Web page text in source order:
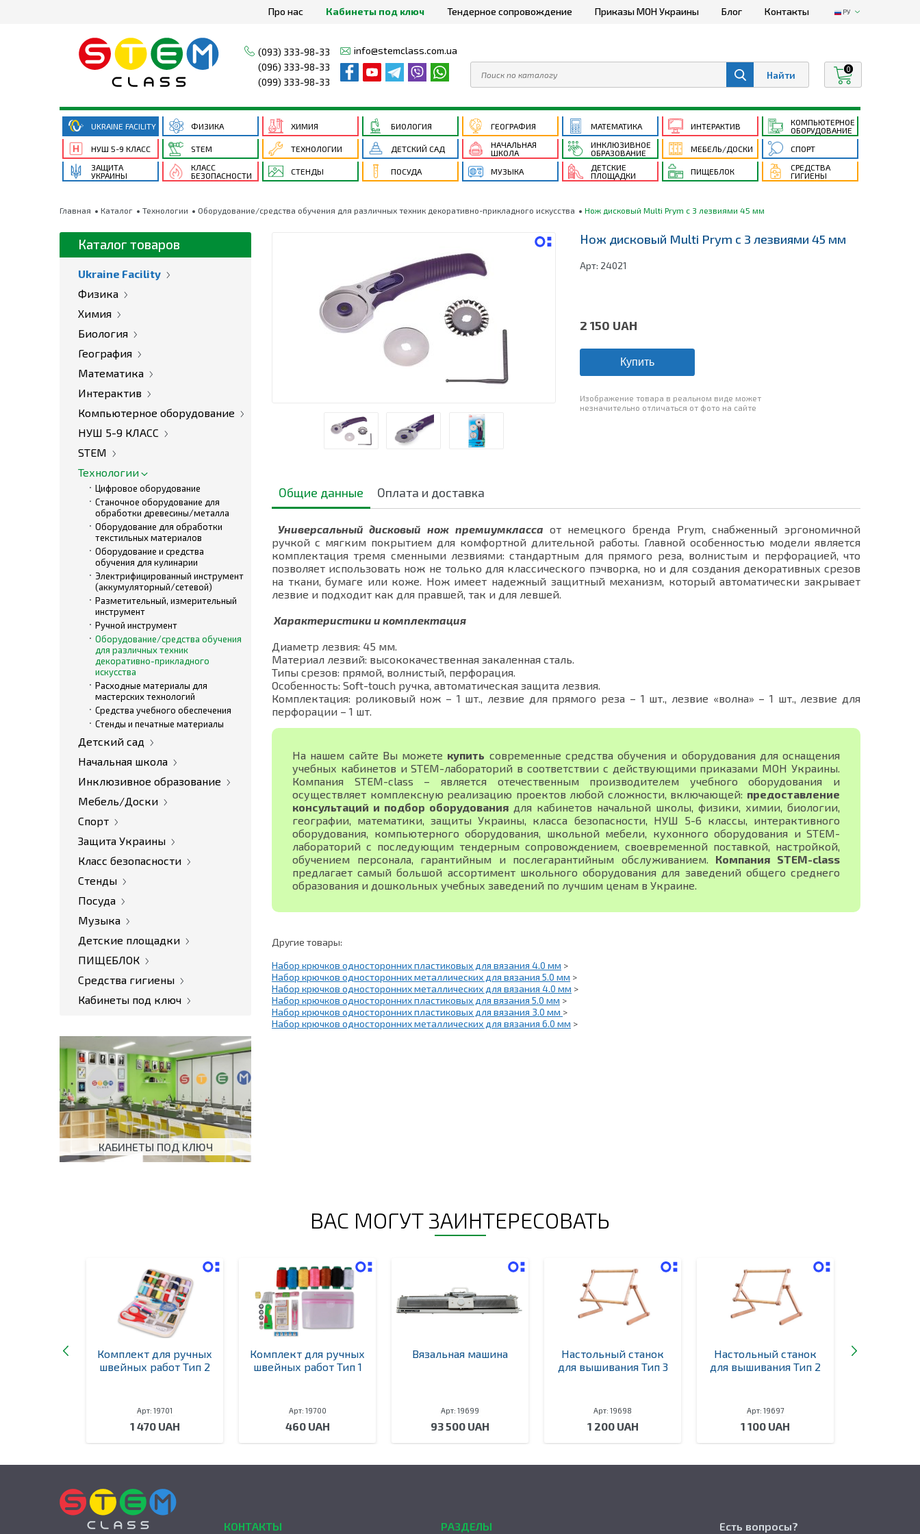
Про нас Кабинеты под ключ Тендерное сопровождение Приказы МОН Украины Блог Контакты РУ
(093) 333-98-33
(096) 333-98-33
(099) 333-98-33
info@stemclass.com.ua
0
UKRAINE FACILITY ФИЗИКА ХИМИЯ БИОЛОГИЯ ГЕОГРАФИЯ МАТЕМАТИКА ИНТЕРАКТИВ
КОМПЬЮТЕРНОЕ
ОБОРУДОВАНИЕ
НУШ 5-9 КЛАСС
STEM ТЕХНОЛОГИИ ДЕТСКИЙ САД
НАЧАЛЬНАЯ
ШКОЛА
ИНКЛЮЗИВНОЕ
ОБРАЗОВАНИЕ
МЕБЕЛЬ/ДОСКИ
СПОРТ
ЗАЩИТА
УКРАИНЫ
КЛАСС
БЕЗОПАСНОСТИ
СТЕНДЫ ПОСУДА МУЗЫКА
ДЕТСКИЕ
ПЛОЩАДКИ
ПИЩЕБЛОК
СРЕДСТВА
ГИГИЕНЫ
Главная Каталог Технологии Оборудование/средства обучения для различных техник декоративно-прикладного искусства Нож дисковый Multi Prym с 3 лезвиями 45 мм
Каталог товаров
Ukraine Facility
Физика
Химия
Биология
География
Математика
Интерактив
Компьютерное оборудование
НУШ 5-9 КЛАСС
STEM
Технологии
Цифровое оборудование
Станочное оборудование для
обработки древесины/металла
Оборудование для обработки
текстильных материалов
Оборудование и средства
обучения для кулинарии
Электрифицированный инструмент
(аккумуляторный/сетевой)
Разметительный, измерительный
инструмент
Ручной инструмент
Оборудование/средства обучения
для различных техник
декоративно-прикладного
искусства
Расходные материалы для
мастерских технологий
Средства учебного обеспечения
Стенды и печатные материалы
Детский сад
Начальная школа
Инклюзивное образование
Мебель/Доски
Спорт
Защита Украины
Класс безопасности
Стенды
Посуда
Музыка
Детские площадки
ПИЩЕБЛОК
Средства гигиены
Кабинеты под ключ
КАБИНЕТЫ ПОД КЛЮЧ
Нож дисковый Multi Prym с 3 лезвиями 45 мм
Арт: 24021
2 150 UAH
Купить
Изображение товара в реальном виде может
незначительно отличаться от фото на сайте
Общие данные Оплата и доставка
Универсальный дисковый нож премиумкласса от немецкого бренда Prym, снабженный эргономичной
ручкой с мягким покрытием для комфортной длительной работы. Главной особенностью модели является
комплектация тремя сменными лезвиями: стандартным для прямого реза, волнистым и перфорацией, что
позволяет использовать нож не только для классического пэчворка, но и для создания декоративных срезов
на ткани, бумаге или коже. Нож имеет надежный защитный механизм, который автоматически закрывает
лезвие и подходит как для правшей, так и для левшей.
Характеристики и комплектация
Диаметр лезвия: 45 мм.
Материал лезвий: высококачественная закаленная сталь.
Типы срезов: прямой, волнистый, перфорация.
Особенность: Soft-touch ручка, автоматическая защита лезвия.
Комплектация: роликовый нож – 1 шт., лезвие для прямого реза – 1 шт., лезвие «волна» – 1 шт., лезвие для
перфорации – 1 шт.
На нашем сайте Вы можете купить современные средства обучения и оборудования для оснащения
учебных кабинетов и STEM-лабораторий в соответствии с действующими приказами МОН Украины.
Компания STEM-class – является отечественным производителем учебного оборудования и
осуществляет комплексную реализацию проектов любой сложности, включающей: предоставление
консультаций и подбор оборудования для кабинетов начальной школы, физики, химии, биологии,
географии, математики, защиты Украины, класса безопасности, НУШ 5-6 классы, интерактивного
оборудования, компьютерного оборудования, школьной мебели, кухонного оборудования и STEM-
лабораторий с последующим тендерным сопровождением, своевременной поставкой, настройкой,
обучением персонала, гарантийным и послегарантийным обслуживанием. Компания STEM-class
предлагает самый большой ассортимент школьного оборудования для заведений общего среднего
образования и дошкольных учебных заведений по лучшим ценам в Украине.
Другие товары:
Набор крючков односторонних пластиковых для вязания 4.0 мм >
Набор крючков односторонних металлических для вязания 5.0 мм >
Набор крючков односторонних металлических для вязания 4.0 мм >
Набор крючков односторонних пластиковых для вязания 5.0 мм >
Набор крючков односторонних пластиковых для вязания 3.0 мм >
Набор крючков односторонних металлических для вязания 6.0 мм >
ВАС МОГУТ ЗАИНТЕРЕСОВАТЬ
Комплект для ручных
швейных работ Тип 2
Арт: 19701
1 470 UAH
Комплект для ручных
швейных работ Тип 1
Арт: 19700
460 UAH
Вязальная машина
Арт: 19699
93 500 UAH
Настольный станок
для вышивания Тип 3
Арт: 19698
1 200 UAH
Настольный станок
для вышивания Тип 2
Арт: 19697
1 100 UAH
КОНТАКТЫ РАЗДЕЛЫ Есть вопросы?